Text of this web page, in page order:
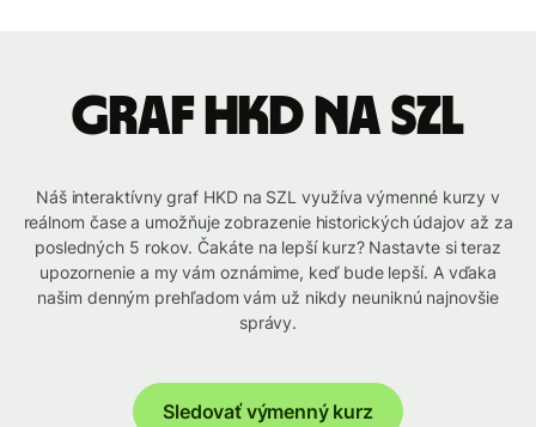
graf HKD na SZL
Náš interaktívny graf HKD na SZL využíva výmenné kurzy v
reálnom čase a umožňuje zobrazenie historických údajov až za
posledných 5 rokov. Čakáte na lepší kurz? Nastavte si teraz
upozornenie a my vám oznámime, keď bude lepší. A vďaka
našim denným prehľadom vám už nikdy neuniknú najnovšie
správy.
Sledovať výmenný kurz